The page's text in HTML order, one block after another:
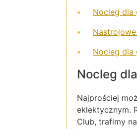
Nocleg dla
Nocleg dla
Nocleg
Najprościej
eklektycznym.
Club, trafimy